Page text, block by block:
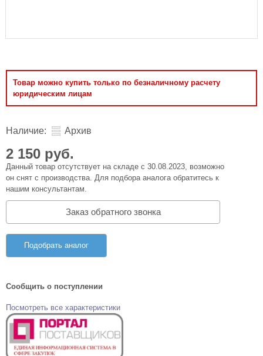
Товар можно купить только по безналичному расчету
юридическим лицам
Наличие: Архив
2 150 руб.
Данный товар отсутствует на складе с 30.08.2023, возможно
он снят с производства. Для подбора аналога обратитесь к
нашим консультантам.
Заказ обратного звонка
Подобрать аналог
Сообщить о поступлении
Посмотреть все характеристики